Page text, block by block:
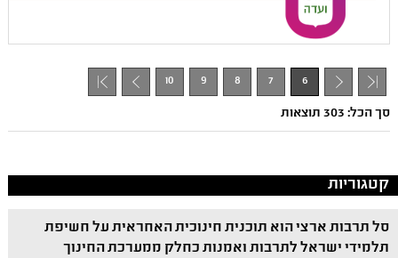
- 1
6
7
8
9
10
סך הכל: 303 תוצאות
קטגוריות
סל תרבות ארצי הוא תוכנית חינוכית האחראית על חשיפת
תלמידי ישראל לתרבות ואמנות כחלק ממערכת החינוך